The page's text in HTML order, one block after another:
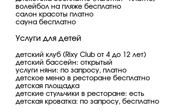
волейбол на пляже бесплатно
салон красоты платно
сауна бесплатно
Услуги для детей
детский клуб (Rixy Club от 4 до 12 лет)
детский бассейн: открытый
услуги няни: по запросу, платно
детское меню в ресторане бесплатно
детская площадка
детские стульчики в ресторане: есть
детская кроватка: по запросу, бесплатно